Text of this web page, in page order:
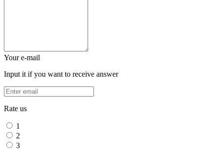
Your e-mail
Input it if you want to receive answer
Rate us
1
2
3